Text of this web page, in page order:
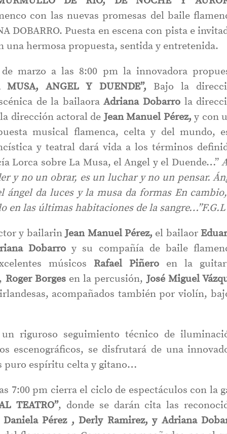
con las nuevas promesas del baile
DOBARRO. Puesta en escena con pista e
una hermosa propuesta, sentida y entretenida.
marzo a las 8:00 pm la innovadora
MUSA, ANGEL Y DUENDE”, Bajo la
de la bailaoraAdriana Dobarro la
dirección actoral de Jean Manuel Pérez, y con
musical flamenca, celta y del mundo,
y teatral dará vida a los términos
Lorca sobre La Musa, el Angel y el Duende…”
y no un obrar, es un luchar y no un pensar.
ángel da luces y la musa da formas En
en las últimas habitaciones de la sangre…”F.G.L
y bailarinJean Manuel Pérez, el bailaor
Dobarro y su compañía de baile
músicos Rafael Piñero en la
Roger Borgesen la percusión,José Miguel
acompañados también por violín,
un riguroso seguimiento técnico de
escenográficos, se disfrutará de una
puro espíritu celta y gitano…
7:00 pm cierra el ciclo de espectáculos con la
TEATRO”, donde se darán cita las
Daniela Pérez , Derly Ramirez, y Adriana